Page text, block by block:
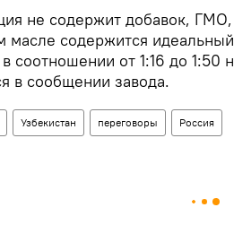
не содержит добавок,
масле содержится
соотношении от 1:16 до 1:50
в сообщении завода.
Узбекистан переговоры Россия